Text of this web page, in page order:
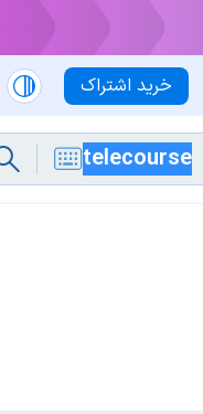
خرید اشتراک